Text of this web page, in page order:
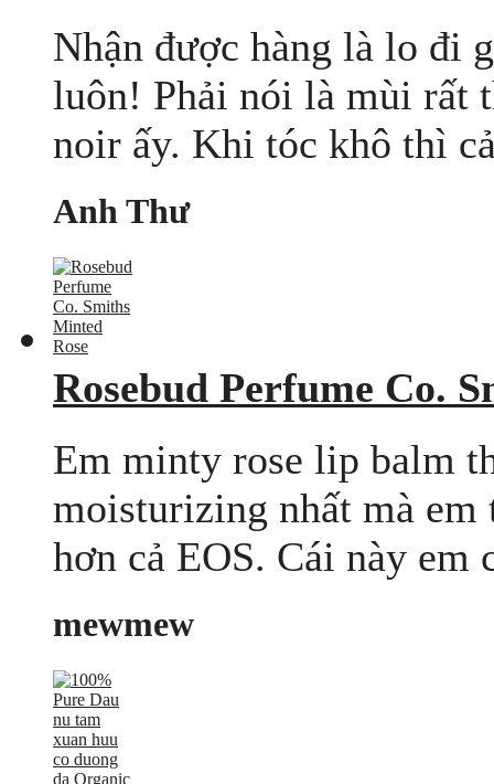
Nhận được hàng là lo đi
luôn! Phải nói là mùi rất
noir ấy. Khi tóc khô thì
Anh Thư
Rosebud Perfume Co.
Em minty rose lip balm
moisturizing nhất mà
hơn cả EOS. Cái này
mewmew